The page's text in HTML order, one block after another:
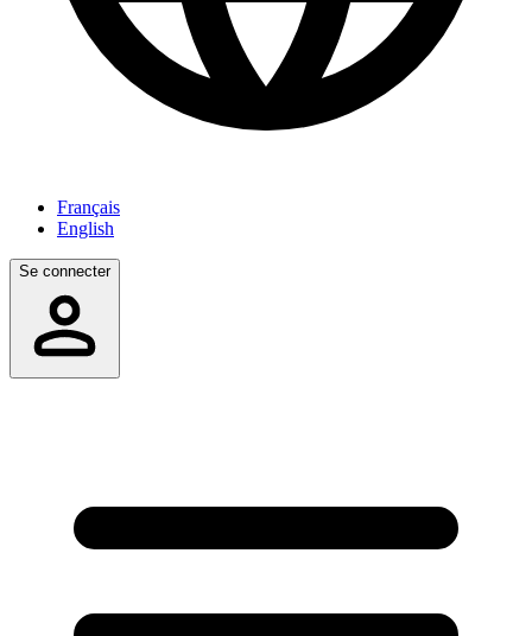
Français
English
Se connecter